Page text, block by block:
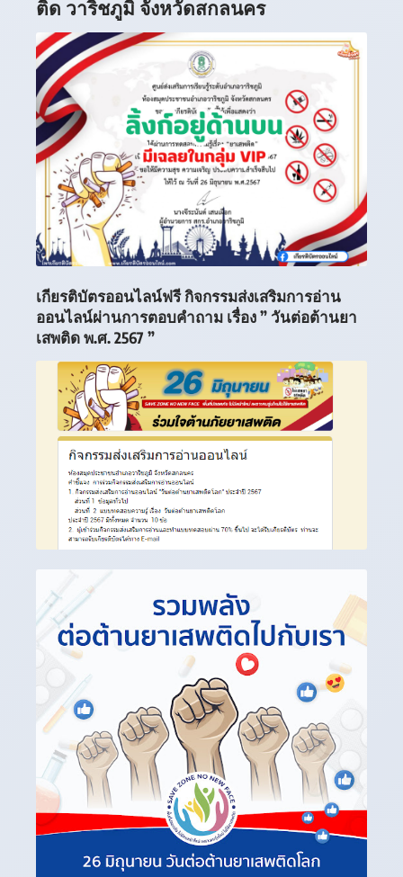
ติด วาริชภูมิ จังหวัดสกลนคร
เกียรติบัตรออนไลน์ฟรี กิจกรรมส่งเสริมการอ่าน
ออนไลน์ผ่านการตอบคำถาม เรื่อง ” วันต่อต้านยา
เสพติด พ.ศ. 2567 ”